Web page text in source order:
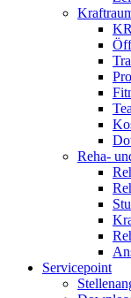
Reha-
Servicepoint